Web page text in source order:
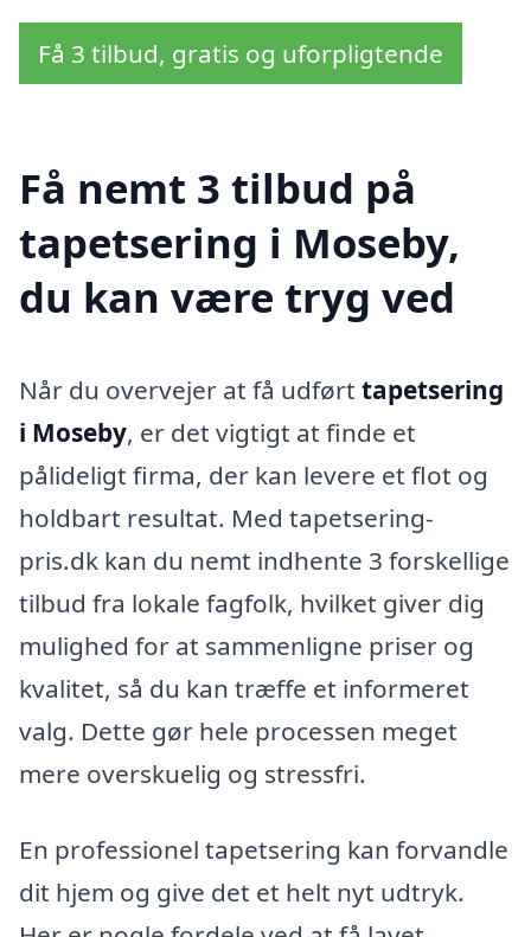
Få 3 tilbud, gratis og uforpligtende
Få nemt 3 tilbud på
tapetsering i Moseby,
du kan være tryg ved
Når du overvejer at få udført tapetsering
i Moseby, er det vigtigt at finde et
pålideligt firma, der kan levere et flot og
holdbart resultat. Med tapetsering-
pris.dk kan du nemt indhente 3 forskellige
tilbud fra lokale fagfolk, hvilket giver dig
mulighed for at sammenligne priser og
kvalitet, så du kan træffe et informeret
valg. Dette gør hele processen meget
mere overskuelig og stressfri.
En professionel tapetsering kan forvandle
dit hjem og give det et helt nyt udtryk.